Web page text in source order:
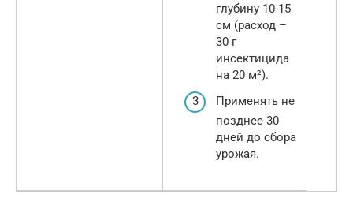
глубину 10-15
см (расход –
30 г
инсектицида
на 20 м²).
Применять не
позднее 30
дней до сбора
урожая.